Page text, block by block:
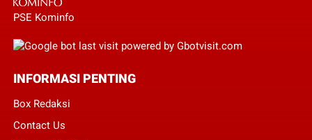
PSE Kominfo
INFORMASI PENTING
Box Redaksi
Contact Us